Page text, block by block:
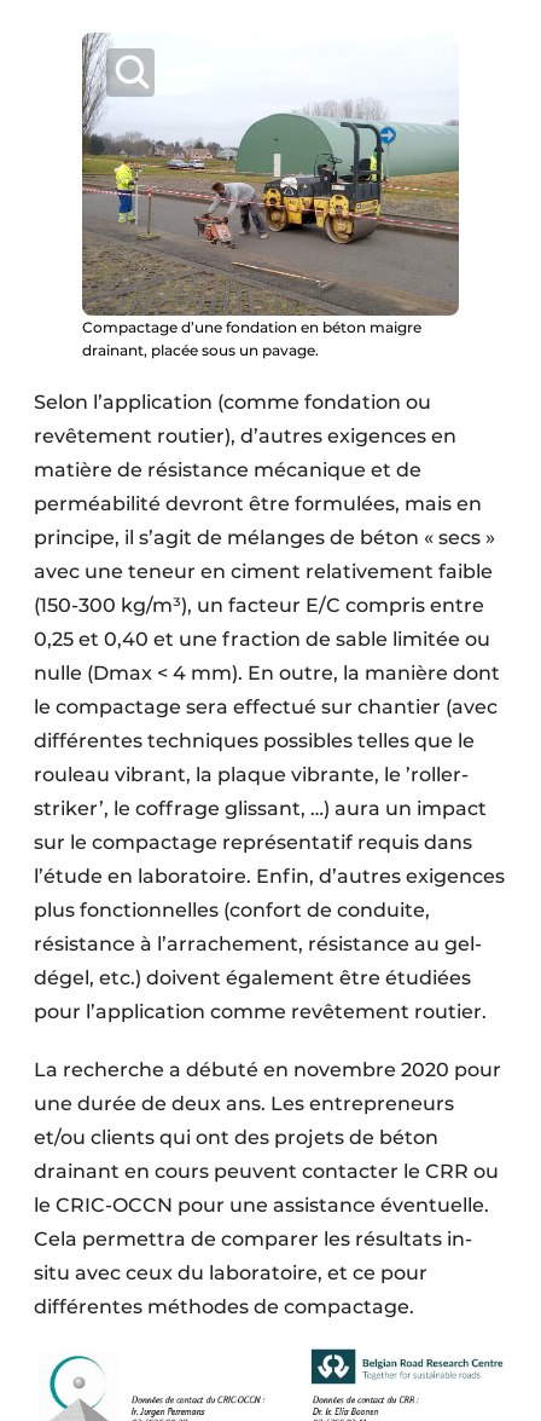
Compactage d’une fondation en béton maigre
drainant, placée sous un pavage.
Selon l’application (comme fondation ou
revêtement routier), d’autres exigences en
matière de résistance mécanique et de
perméabilité devront être formulées, mais en
principe, il s’agit de mélanges de béton « secs »
avec une teneur en ciment relativement faible
(150-300 kg/m³), un facteur E/C compris entre
0,25 et 0,40 et une fraction de sable limitée ou
nulle (Dmax < 4 mm). En outre, la manière dont
le compactage sera effectué sur chantier (avec
différentes techniques possibles telles que le
rouleau vibrant, la plaque vibrante, le ’roller-
striker’, le coffrage glissant, …) aura un impact
sur le compactage représentatif requis dans
l’étude en laboratoire. Enfin, d’autres exigences
plus fonctionnelles (confort de conduite,
résistance à l’arrachement, résistance au gel-
dégel, etc.) doivent également être étudiées
pour l’application comme revêtement routier.
La recherche a débuté en novembre 2020 pour
une durée de deux ans. Les entrepreneurs
et/ou clients qui ont des projets de béton
drainant en cours peuvent contacter le CRR ou
le CRIC-OCCN pour une assistance éventuelle.
Cela permettra de comparer les résultats in-
situ avec ceux du laboratoire, et ce pour
différentes méthodes de compactage.